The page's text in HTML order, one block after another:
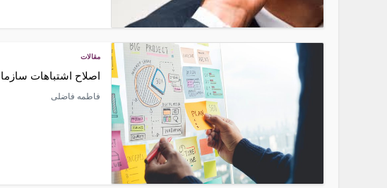
مقالات
اصلاح اشتباهات
فاطمه فاضلی